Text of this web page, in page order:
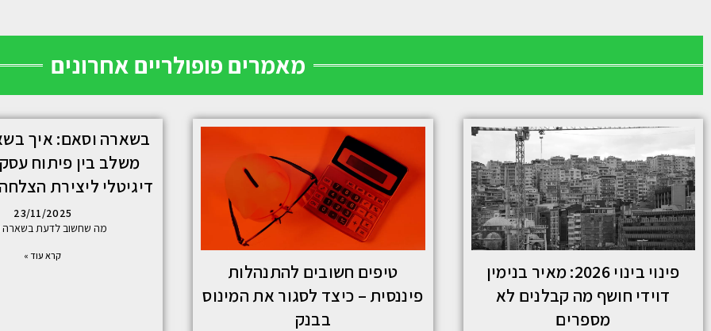
מאמרים פופולריים אחרונים
פינוי בינוי 2026: מאיר בנימין
דוידי חושף מה קבלנים לא
מספרים
טיפים חשובים להתנהלות
פיננסית – כיצד לסגור את המינוס
בבנק
בשארה וסאם: איך
משלב בין פיתוח
דיגיטלי ליצירת
23/11/2025
מה שחשוב לדעת בשארה
קרא עוד »